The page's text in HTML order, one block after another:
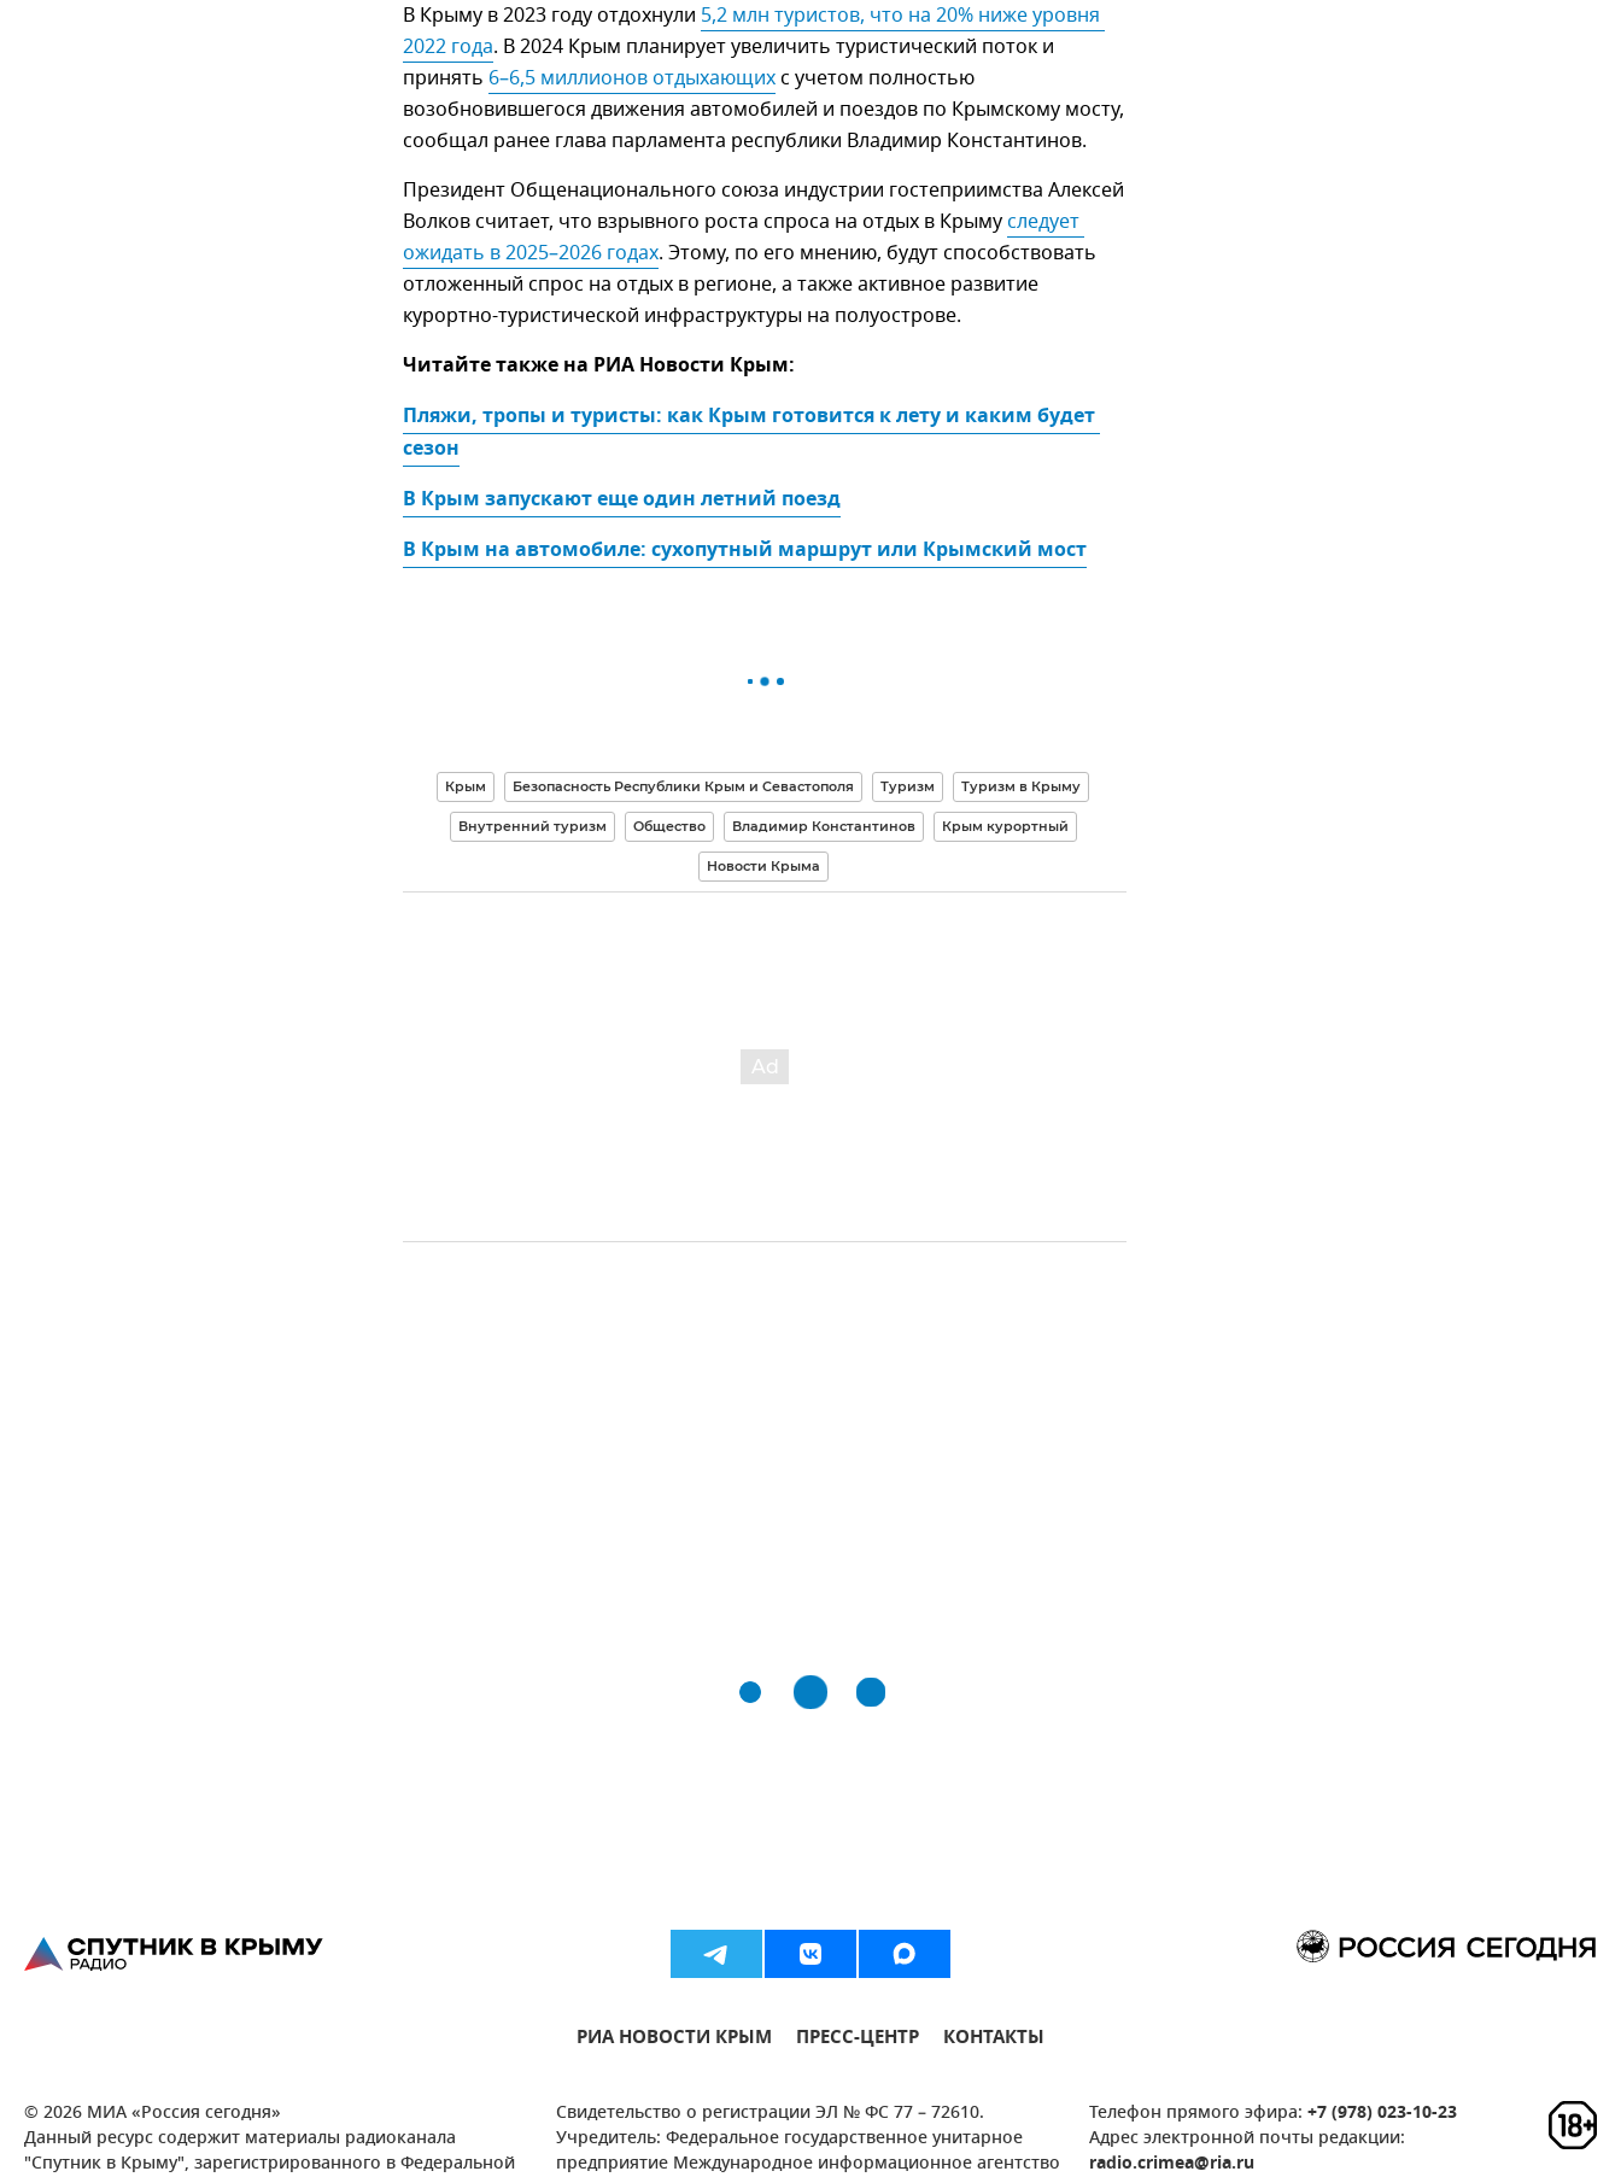
В Крыму в 2023 году отдохнули 5,2 млн туристов, что на 20% ниже уровня
2022 года. В 2024 Крым планирует увеличить туристический поток и
принять 6–6,5 миллионов отдыхающих с учетом полностью
возобновившегося движения автомобилей и поездов по Крымскому мосту,
сообщал ранее глава парламента республики Владимир Константинов.
Президент Общенационального союза индустрии гостеприимства Алексей
Волков считает, что взрывного роста спроса на отдых в Крыму следует
ожидать в 2025–2026 годах. Этому, по его мнению, будут способствовать
отложенный спрос на отдых в регионе, а также активное развитие
курортно-туристической инфраструктуры на полуострове.
Читайте также на РИА Новости Крым:
Пляжи, тропы и туристы: как Крым готовится к лету и каким будет
сезон
В Крым запускают еще один летний поезд
В Крым на автомобиле: сухопутный маршрут или Крымский мост
Крым Безопасность Республики Крым и Севастополя Туризм Туризм в Крыму
Внутренний туризм Общество Владимир Константинов Крым курортный
Новости Крыма
РИА НОВОСТИ КРЫМ ПРЕСС-ЦЕНТР КОНТАКТЫ
© 2026 МИА «Россия сегодня»
Данный ресурс содержит материалы радиоканала
"Спутник в Крыму", зарегистрированного в Федеральной
Свидетельство о регистрации ЭЛ № ФС 77 – 72610.
Учредитель: Федеральное государственное унитарное
предприятие Международное информационное агентство
Телефон прямого эфира: +7 (978) 023-10-23
Адрес электронной почты редакции:
radio.crimea@ria.ru